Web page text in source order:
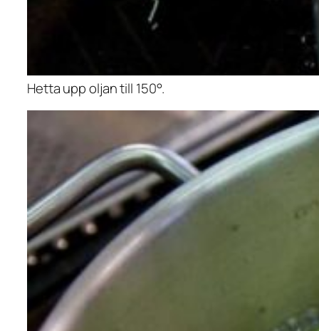
Hetta upp oljan till 150°.